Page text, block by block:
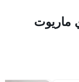
ماريوت